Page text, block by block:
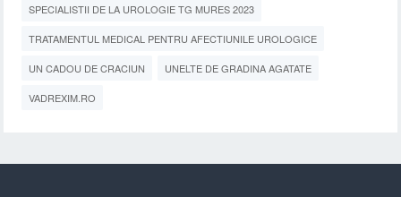
SPECIALISTII DE LA UROLOGIE TG MURES 2023
TRATAMENTUL MEDICAL PENTRU AFECTIUNILE UROLOGICE
UN CADOU DE CRACIUN UNELTE DE GRADINA AGATATE
VADREXIM.RO